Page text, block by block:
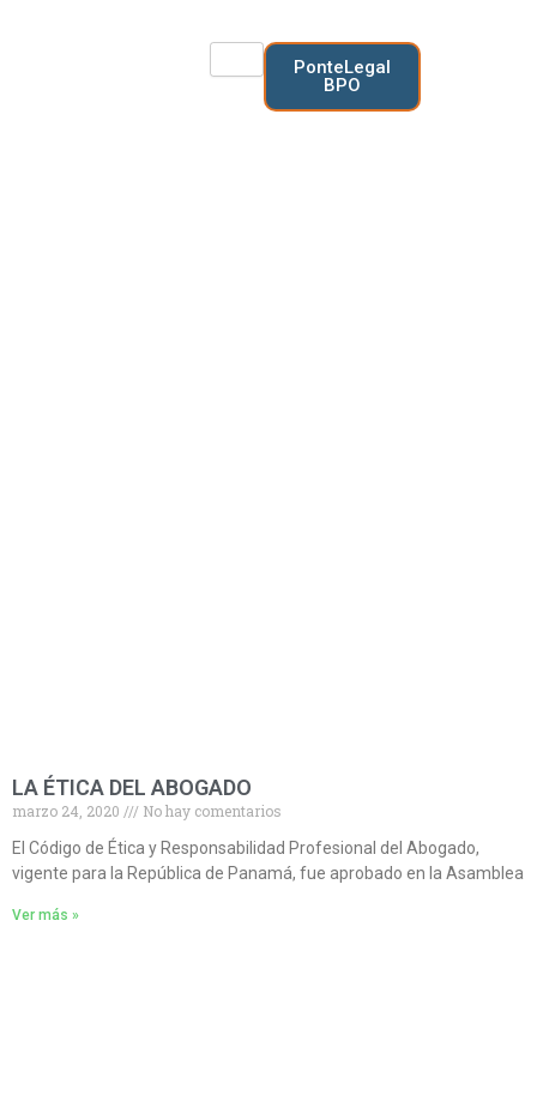
PonteLegal
BPO
LA ÉTICA DEL ABOGADO
marzo 24, 2020
No hay comentarios
El Código de Ética y Responsabilidad Profesional del Abogado,
vigente para la República de Panamá, fue aprobado en la Asamblea
Ver más »